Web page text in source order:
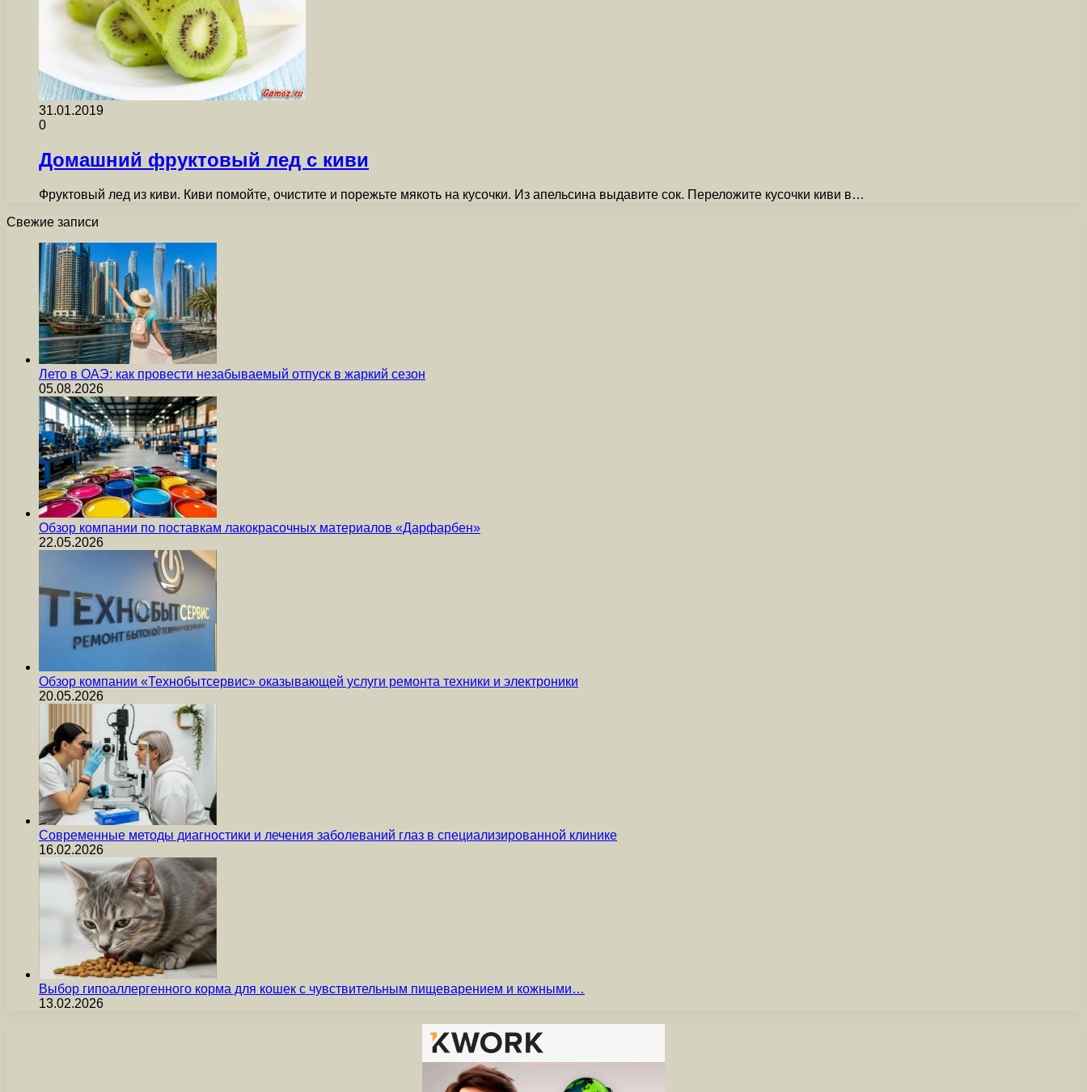
31.01.2019
0
Домашний фруктовый лед с киви
Фруктовый лед из киви. Киви помойте, очистите и порежьте мякоть на кусочки. Из апельсина выдавите сок. Переложите кусочки киви в…
Свежие записи
Лето в ОАЭ: как провести незабываемый отпуск в жаркий сезон
05.08.2026
Обзор компании по поставкам лакокрасочных материалов «Дарфарбен»
22.05.2026
Обзор компании «Технобытсервис» оказывающей услуги ремонта техники и электроники
20.05.2026
Современные методы диагностики и лечения заболеваний глаз в специализированной клинике
16.02.2026
Выбор гипоаллергенного корма для кошек с чувствительным пищеварением и кожными…
13.02.2026